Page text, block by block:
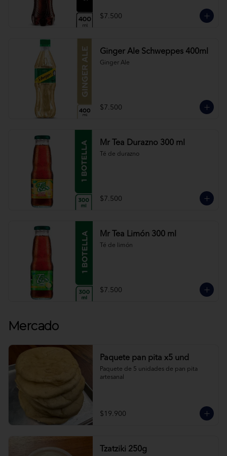
$7.500
Ginger Ale Schweppes 400ml
Ginger Ale
$7.500
Mr Tea Durazno 300 ml
Té de durazno
$7.500
Mr Tea Limón 300 ml
Té de limón
$7.500
Mercado
Paquete pan pita x5 und
Paquete de 5 unidades de pan pita
artesanal
$19.900
Tzatziki 250g